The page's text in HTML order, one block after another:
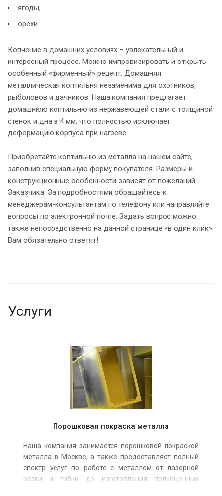
ягоды;
орехи.
Копчение в домашних условиях – увлекательный и
интересный процесс. Можно импровизировать и открыть
особенный «фирменный» рецепт. Домашняя
металлическая коптильня незаменима для охотников,
рыболовов и дачников. Наша компания предлагает
домашнюю коптильню из нержавеющей стали с толщиной
стенок и дна в 4 мм, что полностью исключает
деформацию корпуса при нагреве.
Приобретайте коптильню из металла на нашем сайте,
заполнив специальную форму покупателя. Размеры и
конструкционные особенности зависят от пожеланий
Заказчика. За подробностями обращайтесь к
менеджерам-консультантам по телефону или направляйте
вопросы по электронной почте. Задать вопрос можно
также непосредственно на данной странице «в один клик».
Вам обязательно ответят!
Услуги
Порошковая покраска металла
Наша компания занимается порошковой покраской
металла в Москве, а также предоставляет полный
спектр услуг по работе с металлом от лазерной
резки и гибки до изготовления полноценных